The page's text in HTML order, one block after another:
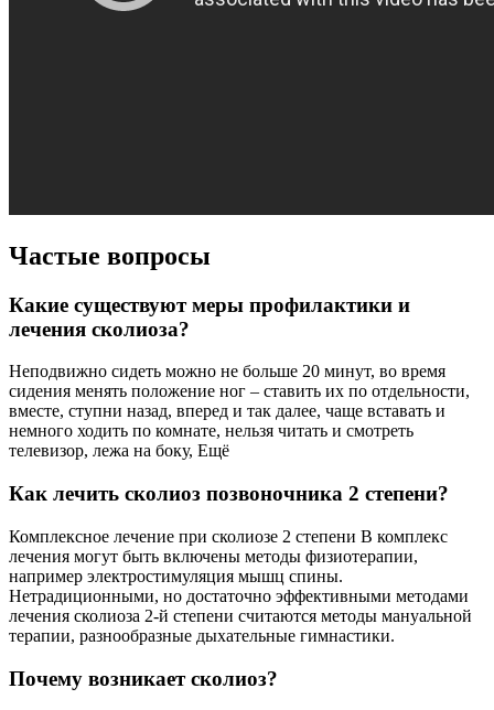
Частые вопросы
Какие существуют меры профилактики и
лечения сколиоза?
Неподвижно сидеть можно не больше 20 минут, во время
сидения менять положение ног – ставить их по отдельности,
вместе, ступни назад, вперед и так далее, чаще вставать и
немного ходить по комнате, нельзя читать и смотреть
телевизор, лежа на боку, Ещё
Как лечить сколиоз позвоночника 2 степени?
Комплексное лечение при сколиозе 2 степени В комплекс
лечения могут быть включены методы физиотерапии,
например электростимуляция мышц спины.
Нетрадиционными, но достаточно эффективными методами
лечения сколиоза 2-й степени считаются методы мануальной
терапии, разнообразные дыхательные гимнастики.
Почему возникает сколиоз?